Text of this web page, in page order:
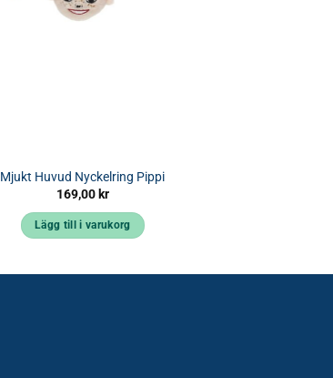
Mjukt Huvud Nyckelring Pippi
169,00 kr
Lägg till i varukorg